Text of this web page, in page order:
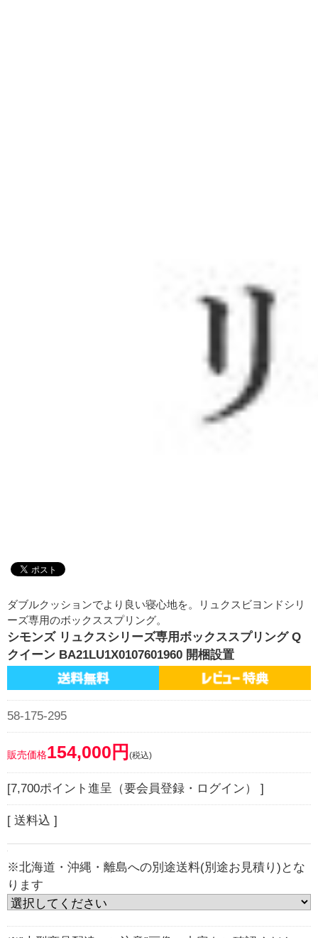
ダブルクッションでより良い寝心地を。リュクスビヨンドシリ
ーズ専用のボックススプリング。
シモンズ リュクスシリーズ専用ボックススプリング Q
クイーン BA21LU1X0107601960 開梱設置
58-175-295
販売価格154,000円 (税込)
[7,700ポイント進呈（要会員登録・ログイン） ]
[ 送料込 ]
※北海道・沖縄・離島への別途送料(別途お見積り)とな
ります